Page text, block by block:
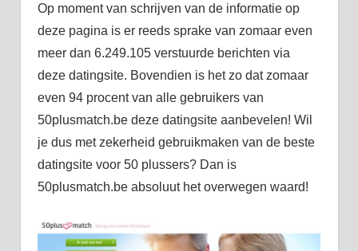
Op moment van schrijven van de informatie op
deze pagina is er reeds sprake van zomaar even
meer dan 6.249.105 verstuurde berichten via
deze datingsite. Bovendien is het zo dat zomaar
even 94 procent van alle gebruikers van
50plusmatch.be deze datingsite aanbevelen! Wil
je dus met zekerheid gebruikmaken van de beste
datingsite voor 50 plussers? Dan is
50plusmatch.be absoluut het overwegen waard!